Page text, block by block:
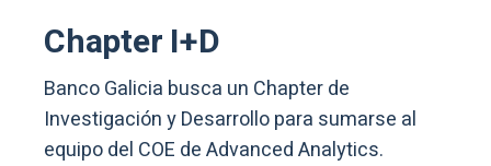
Chapter I+D
Banco Galicia busca un Chapter de
Investigación y Desarrollo para sumarse al
equipo del COE de Advanced Analytics.